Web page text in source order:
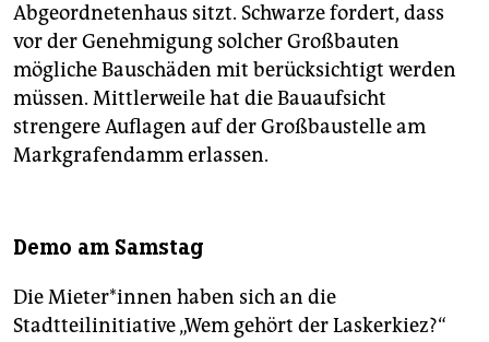
Abgeordnetenhaus sitzt. Schwarze fordert, dass
vor der Genehmigung solcher Großbauten
mögliche Bauschäden mit berücksichtigt werden
müssen. Mittlerweile hat die Bauaufsicht
strengere Auflagen auf der Großbaustelle am
Markgrafendamm erlassen.
Demo am Samstag
Die Mie­te­r*in­nen haben sich an die
Stadtteilinitiative „Wem gehört der Laskerkiez?“